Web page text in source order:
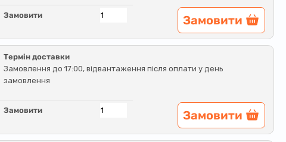
Замовити Замовити
Термін доставки
Замовлення до 17:00, відвантаження після оплати у день
замовлення
Замовити Замовити